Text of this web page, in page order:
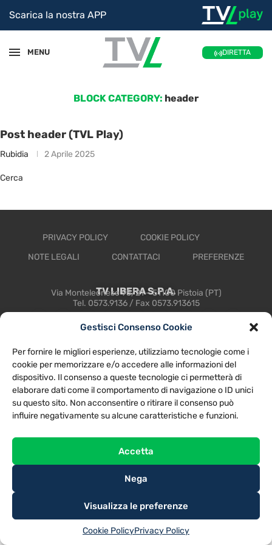
Gestisci Consenso Cookie
Per fornire le migliori esperienze, utilizziamo tecnologie come i
cookie per memorizzare e/o accedere alle informazioni del
dispositivo. Il consenso a queste tecnologie ci permetterà di
elaborare dati come il comportamento di navigazione o ID unici
su questo sito. Non acconsentire o ritirare il consenso può
influire negativamente su alcune caratteristiche e funzioni.
Accetta
Nega
Visualizza le preferenze
Cookie PolicyPrivacy Policy
Scarica la nostra APP
MENU DIRETTA
BLOCK CATEGORY: header
Post header (TVL Play)
Rubidia 2 Aprile 2025
Cerca
PRIVACY POLICY
COOKIE POLICY
NOTE LEGALI
CONTATTACI PREFERENZE
TV LIBERA S.P.A.
Via Monteleonese 95/21 – 51100 Pistoia (PT)
Tel. 0573.9136 / Fax 0573.913615
– Tutti i diritti riservati. Powered by